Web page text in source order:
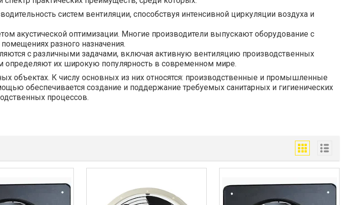
систем вентиляции, способствуя интенсивной циркуляции воздуха и
акустической оптимизации. Многие производители выпускают оборудование с
разного назначения.
с различными задачами, включая активную вентиляцию производственных
определяют их широкую популярность в современном мире.
объектах. К числу основных из них относятся: производственные и промышленные
обеспечивается создание и поддержание требуемых санитарных и гигиенических
процессов.